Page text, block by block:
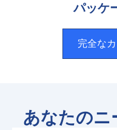
パッケ
完全な
あなたのニ